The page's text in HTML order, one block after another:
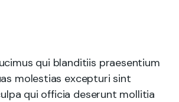
qui blanditiis praesentium
molestias excepturi sint
qui officia deserunt mollitia